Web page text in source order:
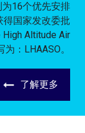
16个优先安排
得国家发改委批
Altitude Air
：LHAASO。
了解更多